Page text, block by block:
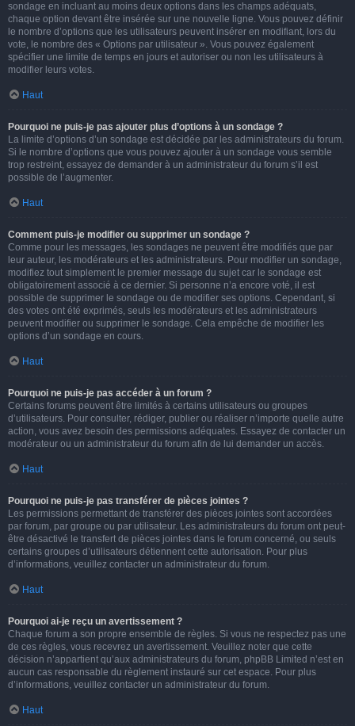
sondage en incluant au moins deux options dans les champs adéquats,
chaque option devant être insérée sur une nouvelle ligne. Vous pouvez définir
le nombre d’options que les utilisateurs peuvent insérer en modifiant, lors du
vote, le nombre des « Options par utilisateur ». Vous pouvez également
spécifier une limite de temps en jours et autoriser ou non les utilisateurs à
modifier leurs votes.
Haut
Pourquoi ne puis-je pas ajouter plus d’options à un sondage ?
La limite d’options d’un sondage est décidée par les administrateurs du forum.
Si le nombre d’options que vous pouvez ajouter à un sondage vous semble
trop restreint, essayez de demander à un administrateur du forum s’il est
possible de l’augmenter.
Haut
Comment puis-je modifier ou supprimer un sondage ?
Comme pour les messages, les sondages ne peuvent être modifiés que par
leur auteur, les modérateurs et les administrateurs. Pour modifier un sondage,
modifiez tout simplement le premier message du sujet car le sondage est
obligatoirement associé à ce dernier. Si personne n’a encore voté, il est
possible de supprimer le sondage ou de modifier ses options. Cependant, si
des votes ont été exprimés, seuls les modérateurs et les administrateurs
peuvent modifier ou supprimer le sondage. Cela empêche de modifier les
options d’un sondage en cours.
Haut
Pourquoi ne puis-je pas accéder à un forum ?
Certains forums peuvent être limités à certains utilisateurs ou groupes
d’utilisateurs. Pour consulter, rédiger, publier ou réaliser n’importe quelle autre
action, vous avez besoin des permissions adéquates. Essayez de contacter un
modérateur ou un administrateur du forum afin de lui demander un accès.
Haut
Pourquoi ne puis-je pas transférer de pièces jointes ?
Les permissions permettant de transférer des pièces jointes sont accordées
par forum, par groupe ou par utilisateur. Les administrateurs du forum ont peut-
être désactivé le transfert de pièces jointes dans le forum concerné, ou seuls
certains groupes d’utilisateurs détiennent cette autorisation. Pour plus
d’informations, veuillez contacter un administrateur du forum.
Haut
Pourquoi ai-je reçu un avertissement ?
Chaque forum a son propre ensemble de règles. Si vous ne respectez pas une
de ces règles, vous recevrez un avertissement. Veuillez noter que cette
décision n’appartient qu’aux administrateurs du forum, phpBB Limited n’est en
aucun cas responsable du règlement instauré sur cet espace. Pour plus
d’informations, veuillez contacter un administrateur du forum.
Haut